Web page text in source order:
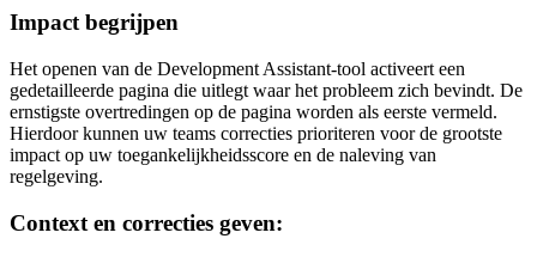
Impact begrijpen
Het openen van de Development Assistant-tool activeert een
gedetailleerde pagina die uitlegt waar het probleem zich bevindt. De
ernstigste overtredingen op de pagina worden als eerste vermeld.
Hierdoor kunnen uw teams correcties prioriteren voor de grootste
impact op uw toegankelijkheidsscore en de naleving van
regelgeving.
Context en correcties geven: